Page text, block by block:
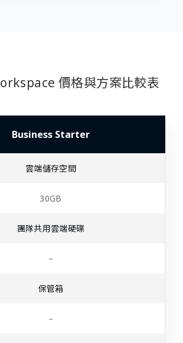
價格與方案比較表
Business Starter
雲端儲存空間
30GB
團隊共用雲端硬碟
–
保管箱
–